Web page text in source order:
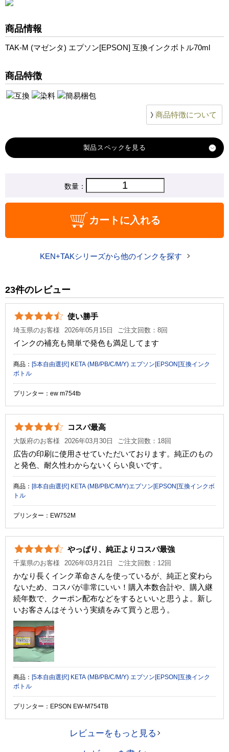
EW-M752TB
EW-M754BR
EW-M754TB
EW-M754TW
EW-M757TW
EW-M757TB
商品情報
TAK-M (マゼンタ) エプソン[EPSON] 互換インクボトル70ml
商品特徴
商品特徴について
製品スペック
エプソン
TAK-M
1,110 円
カラー マゼンタ
顔料・染料 染料
ICチップ なし
製品タイプ インクボトル
数量：
カートに入れる
KEN+TAKシリーズから他のインクを探す
23件のレビュー
使い勝手
埼玉県のお客様 2026年05月15日 ご注文回数：8回
インクの補充も簡単で発色も満足してます
商品： [5本自由選択] KETA (MB/PB/C/M/Y) エプソン[EPSON]互換インク
ボトル
プリンター：ew m754tb
コスパ最高
大阪府のお客様 2026年03月30日 ご注文回数：18回
広告の印刷に使用させていただいております。純正のもの
と発色、耐久性わからないくらい良いです。
商品： [8本自由選択] KETA (MB/PB/C/M/Y)エプソン[EPSON]互換インクボ
トル
プリンター：EW752M
やっぱり、純正よりコスパ最強
千葉県のお客様 2026年03月21日 ご注文回数：12回
かなり長くインク革命さんを使っているが、純正と変わら
ないため、コスパが非常にいい！購入本数合計や、購入継
続年数で、クーポン配布などをするといいと思うよ。新し
いお客さんはそういう実績をみて買うと思う。
商品： [5本自由選択] KETA (MB/PB/C/M/Y) エプソン[EPSON]互換インク
ボトル
プリンター：EPSON EW-M754TB
レビューをもっと見る